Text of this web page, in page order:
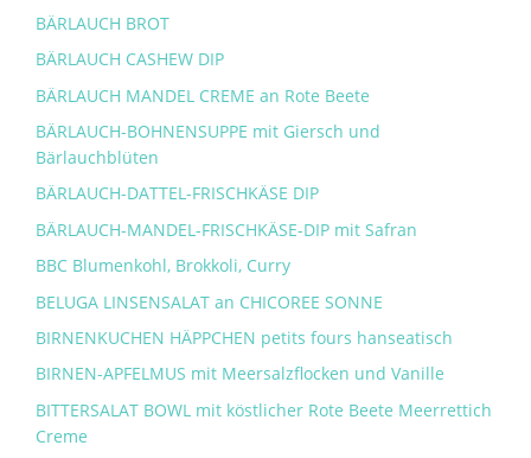
BÄRLAUCH BROT
BÄRLAUCH CASHEW DIP
BÄRLAUCH MANDEL CREME an Rote Beete
BÄRLAUCH-BOHNENSUPPE mit Giersch und
Bärlauchblüten
BÄRLAUCH-DATTEL-FRISCHKÄSE DIP
BÄRLAUCH-MANDEL-FRISCHKÄSE-DIP mit Safran
BBC Blumenkohl, Brokkoli, Curry
BELUGA LINSENSALAT an CHICOREE SONNE
BIRNENKUCHEN HÄPPCHEN petits fours hanseatisch
BIRNEN-APFELMUS mit Meersalzflocken und Vanille
BITTERSALAT BOWL mit köstlicher Rote Beete Meerrettich
Creme